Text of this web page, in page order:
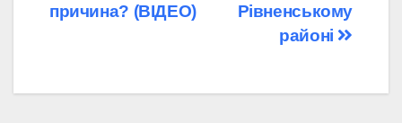
Рівненському
районі
причина? (ВІДЕО)